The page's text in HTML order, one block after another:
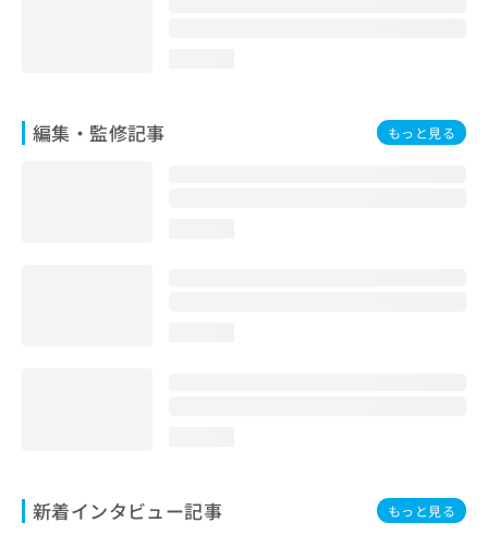
編集・監修記事 もっと見る
新着インタビュー記事 もっと見る